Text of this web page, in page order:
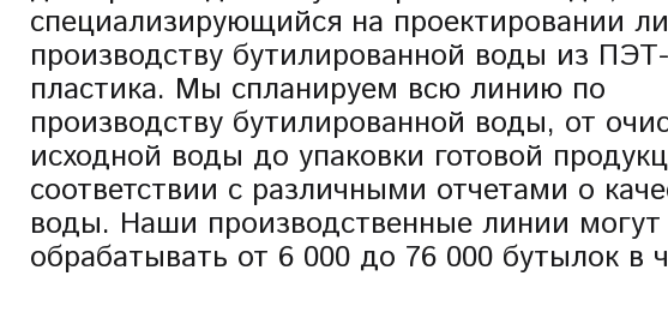
специализирующийся на проектировании
производству бутилированной воды из ПЭТ-
пластика. Мы спланируем всю линию по
производству бутилированной воды, от
исходной воды до упаковки готовой
соответствии с различными отчетами о
воды. Наши производственные линии могут
обрабатывать от 6 000 до 76 000 бутылок в